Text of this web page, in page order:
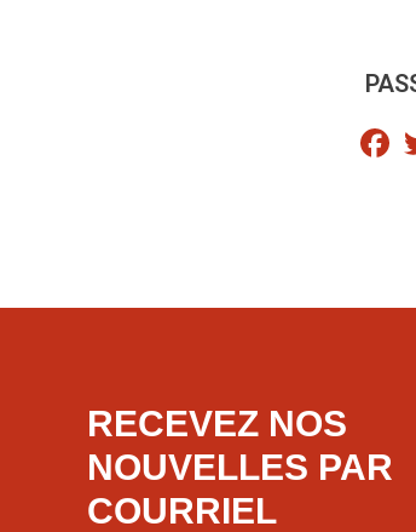
RECEVEZ NOS
NOUVELLES PAR
COURRIEL